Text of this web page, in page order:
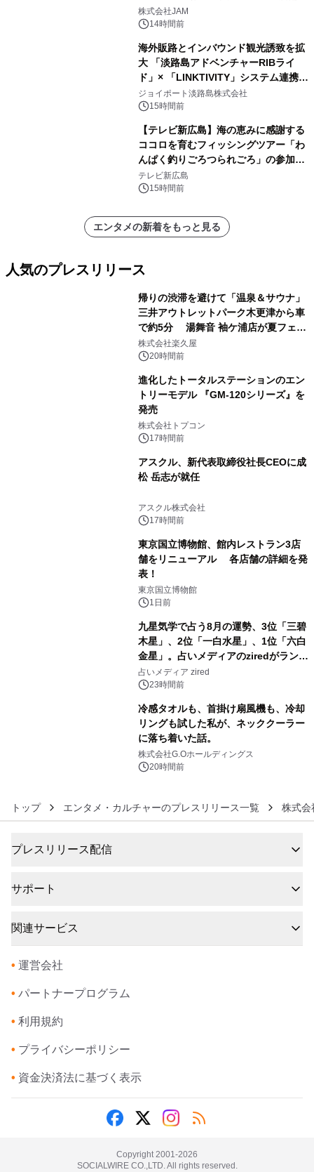
GR 4車種の FUNBOO(ミニカー)付き
メニューが展開されます
株式会社JAM
14時間前
海外販路とインバウンド観光誘致を拡
大 「淡路島アドベンチャーRIBライ
ド」× 「LINKTIVITY」システム連携を
開始！
ジョイポート淡路島株式会社
15時間前
【テレビ新広島】海の恵みに感謝する
ココロを育むフィッシングツアー「わ
んぱく釣りごろつられごろ」の参加小
学生を募集
テレビ新広島
15時間前
エンタメの新着をもっと見る
人気のプレスリリース
帰りの渋滞を避けて「温泉＆サウナ」
三井アウトレットパーク木更津から車
で約5分 湯舞音 袖ケ浦店が夏フェア
メニューを提供
株式会社楽久屋
20時間前
進化したトータルステーションのエン
トリーモデル 『GM-120シリーズ』を
発売
株式会社トプコン
17時間前
アスクル、新代表取締役社長CEOに成
松 岳志が就任
アスクル株式会社
17時間前
東京国立博物館、館内レストラン3店
舗をリニューアル 各店舗の詳細を発
表！
東京国立博物館
1日前
九星気学で占う8月の運勢、3位「三碧
木星」、2位「一白水星」、1位「六白
金星」。占いメディアのziredがランキ
ングを発表
占いメディア zired
23時間前
冷感タオルも、首掛け扇風機も、冷却
リングも試した私が、ネッククーラー
に落ち着いた話。
株式会社G.Oホールディングス
20時間前
トップ エンタメ・カルチャーのプレスリリース一覧 株式会
プレスリリース配信
サポート
関連サービス
• 運営会社
• パートナープログラム
• 利用規約
• プライバシーポリシー
• 資金決済法に基づく表示
Copyright 2001-2026
SOCIALWIRE CO.,LTD. All rights reserved.